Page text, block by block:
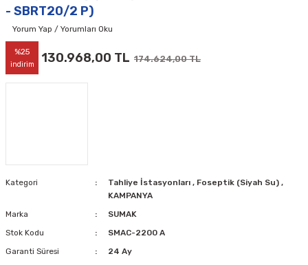
- SBRT20/2 P)
Yorum Yap / Yorumları Oku
%25
indirim 130.968,00 TL 174.624,00 TL
Kategori Tahliye İstasyonları , Foseptik (Siyah Su) ,
KAMPANYA
Marka
SUMAK
Stok Kodu
SMAC-2200 A
Garanti Süresi
24 Ay